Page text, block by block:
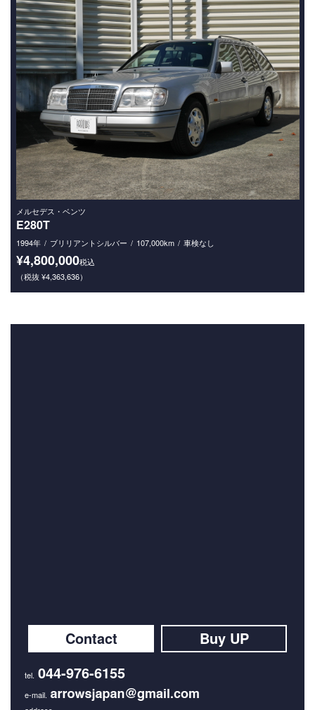
メルセデス・ベンツ
E280T
1994年 ブリリアントシルバー 107,000km 車検なし
¥4,800,000税込
（税抜 ¥4,363,636）
Contact
Buy UP
044-976-6155